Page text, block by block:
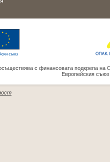
с финансовата подкрепа на
Европейския